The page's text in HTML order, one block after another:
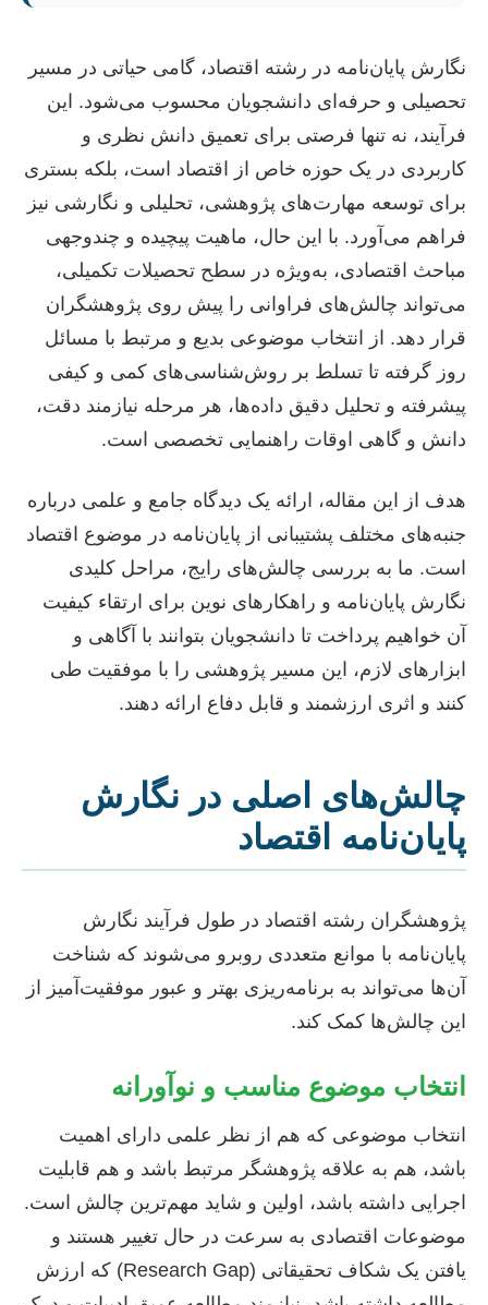
نگارش پایان‌نامه در رشته اقتصاد، گامی حیاتی در مسیر
تحصیلی و حرفه‌ای دانشجویان محسوب می‌شود. این
فرآیند، نه تنها فرصتی برای تعمیق دانش نظری و
کاربردی در یک حوزه خاص از اقتصاد است، بلکه بستری
برای توسعه مهارت‌های پژوهشی، تحلیلی و نگارشی نیز
فراهم می‌آورد. با این حال، ماهیت پیچیده و چندوجهی
مباحث اقتصادی، به‌ویژه در سطح تحصیلات تکمیلی،
می‌تواند چالش‌های فراوانی را پیش روی پژوهشگران
قرار دهد. از انتخاب موضوعی بدیع و مرتبط با مسائل
روز گرفته تا تسلط بر روش‌شناسی‌های کمی و کیفی
پیشرفته و تحلیل دقیق داده‌ها، هر مرحله نیازمند دقت،
دانش و گاهی اوقات راهنمایی تخصصی است.
هدف از این مقاله، ارائه یک دیدگاه جامع و علمی درباره
جنبه‌های مختلف پشتیبانی از پایان‌نامه در موضوع اقتصاد
است. ما به بررسی چالش‌های رایج، مراحل کلیدی
نگارش پایان‌نامه و راهکارهای نوین برای ارتقاء کیفیت
آن خواهیم پرداخت تا دانشجویان بتوانند با آگاهی و
ابزارهای لازم، این مسیر پژوهشی را با موفقیت طی
کنند و اثری ارزشمند و قابل دفاع ارائه دهند.
چالش‌های اصلی در نگارش
پایان‌نامه اقتصاد
پژوهشگران رشته اقتصاد در طول فرآیند نگارش
پایان‌نامه با موانع متعددی روبرو می‌شوند که شناخت
آن‌ها می‌تواند به برنامه‌ریزی بهتر و عبور موفقیت‌آمیز از
این چالش‌ها کمک کند.
انتخاب موضوع مناسب و نوآورانه
انتخاب موضوعی که هم از نظر علمی دارای اهمیت
باشد، هم به علاقه پژوهشگر مرتبط باشد و هم قابلیت
اجرایی داشته باشد، اولین و شاید مهم‌ترین چالش است.
موضوعات اقتصادی به سرعت در حال تغییر هستند و
یافتن یک شکاف تحقیقاتی (Research Gap) که ارزش